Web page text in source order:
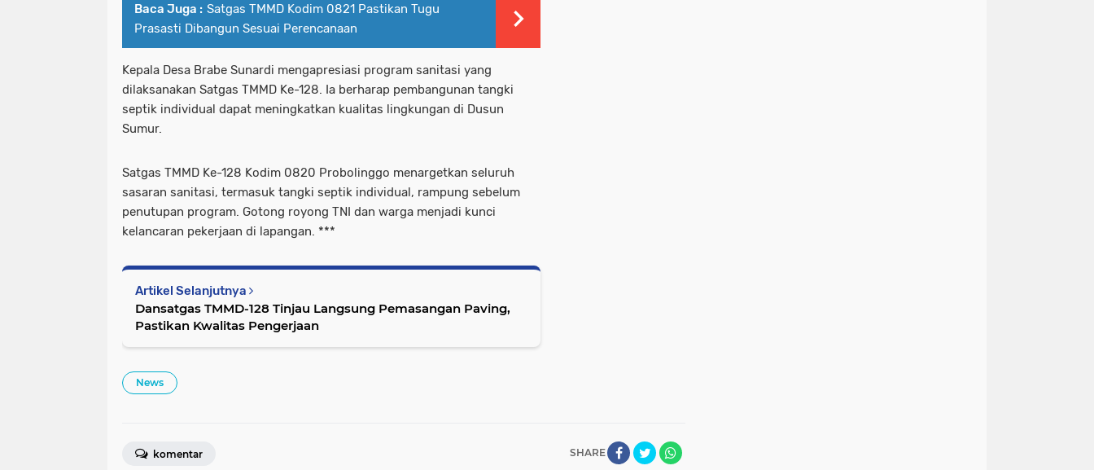
Baca Juga : Satgas TMMD Kodim 0821 Pastikan Tugu
Prasasti Dibangun Sesuai Perencanaan
Kepala Desa Brabe Sunardi mengapresiasi program sanitasi yang
dilaksanakan Satgas TMMD Ke-128. Ia berharap pembangunan tangki
septik individual dapat meningkatkan kualitas lingkungan di Dusun
Sumur.
Satgas TMMD Ke-128 Kodim 0820 Probolinggo menargetkan seluruh
sasaran sanitasi, termasuk tangki septik individual, rampung sebelum
penutupan program. Gotong royong TNI dan warga menjadi kunci
kelancaran pekerjaan di lapangan. ***
Artikel Selanjutnya
Dansatgas TMMD-128 Tinjau Langsung Pemasangan Paving,
Pastikan Kwalitas Pengerjaan
News
SHARE
komentar